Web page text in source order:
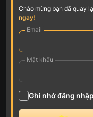
Chào mừng bạn đã quay
ngay!
Email
Mật khẩu
Ghi nhớ đăng nhập